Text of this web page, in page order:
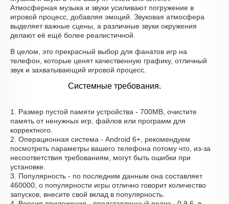
Атмосферная музыка и звуки усиливают погружение в
игровой процесс, добавляя эмоций. Звуковая атмосфера
выделяет важные сцены, а различные звуки окружения
делают её ещё более реалистичной.
В целом, это прекрасный выбор для фанатов игр на
телефон, которые ценят качественную графику, отличный
звук и захватывающий игровой процесс.
Системные требования.
1. Размер пустой памяти устройства - 700MB, очистите
память от ненужных игр, файлов или программ для
корректного.
2. Операционная система - Android 6+, рекомендуем
посмотреть параметры вашего телефона потому что, из-за
несоответствия требованиям, могут быть ошибки при
установке.
3. Популярность - по последним данным она составляет
460000, о популярности игры отлично говорит количество
запусков, внесите свой вклад в популярность.